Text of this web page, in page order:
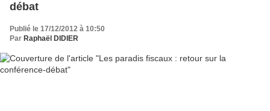
débat
Publié le 17/12/2012 à 10:50
Par Raphaël DIDIER